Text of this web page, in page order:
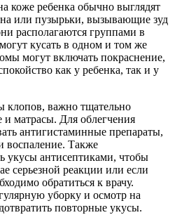
коже ребенка обычно выглядят
или пузырьки, вызывающие зуд
располагаются группами в
кусать в одном и том же
могут включать покраснение,
как у ребенка, так и у
клопов, важно тщательно
и матрасы. Для облегчения
антигистаминные препараты,
воспаление. Также
укусы антисептиками, чтобы
серьезной реакции или если
обратиться к врачу.
уборку и осмотр на
повторные укусы.